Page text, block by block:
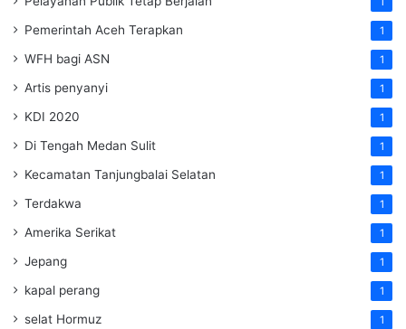
Pemerintah Aceh Terapkan 1
WFH bagi ASN 1
Artis penyanyi 1
KDI 2020 1
Di Tengah Medan Sulit 1
Kecamatan Tanjungbalai Selatan 1
Terdakwa 1
Amerika Serikat 1
Jepang 1
kapal perang 1
selat Hormuz 1